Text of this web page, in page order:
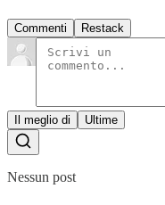
Commenti Restack
Il meglio di Ultime
Nessun post